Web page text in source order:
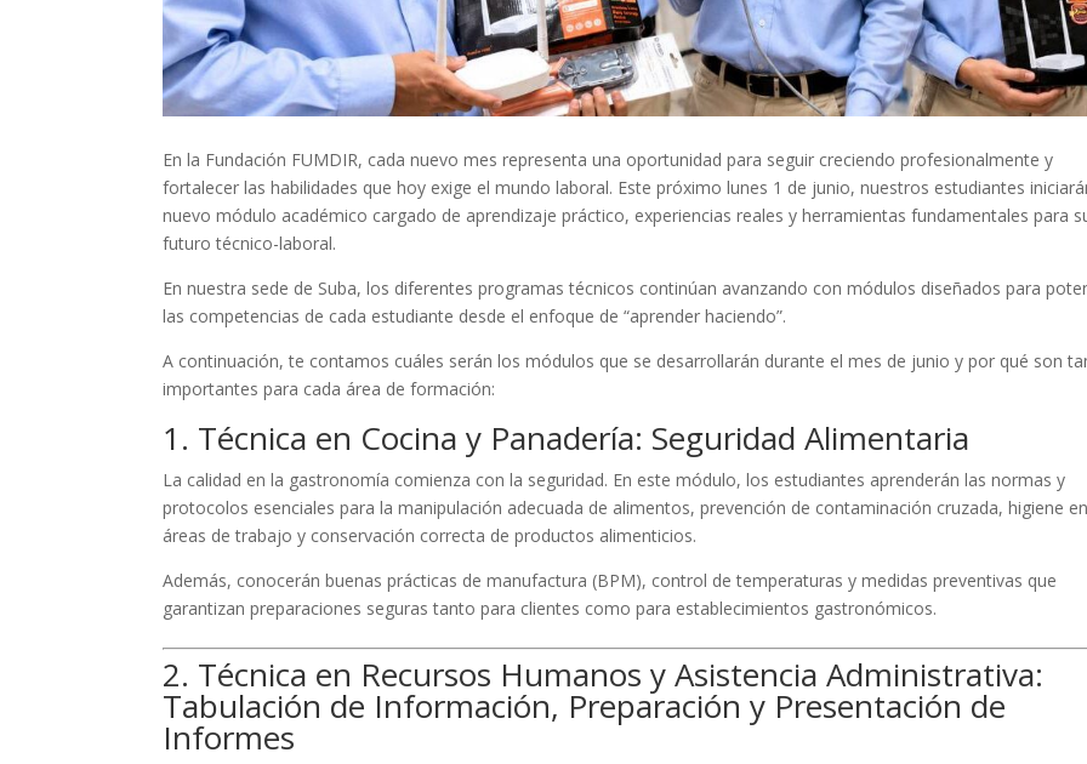
En la Fundación FUMDIR, cada nuevo mes representa una oportunidad para seguir creciendo profesionalmente y
fortalecer las habilidades que hoy exige el mundo laboral. Este próximo lunes 1 de junio, nuestros estudiantes
nuevo módulo académico cargado de aprendizaje práctico, experiencias reales y herramientas fundamentales para
futuro técnico-laboral.
En nuestra sede de Suba, los diferentes programas técnicos continúan avanzando con módulos diseñados para
las competencias de cada estudiante desde el enfoque de “aprender haciendo”.
A continuación, te contamos cuáles serán los módulos que se desarrollarán durante el mes de junio y por qué son
importantes para cada área de formación:
1. Técnica en Cocina y Panadería: Seguridad Alimentaria
La calidad en la gastronomía comienza con la seguridad. En este módulo, los estudiantes aprenderán las normas y
protocolos esenciales para la manipulación adecuada de alimentos, prevención de contaminación cruzada, higiene en
áreas de trabajo y conservación correcta de productos alimenticios.
Además, conocerán buenas prácticas de manufactura (BPM), control de temperaturas y medidas preventivas que
garantizan preparaciones seguras tanto para clientes como para establecimientos gastronómicos.
2. Técnica en Recursos Humanos y Asistencia Administrativa:
Tabulación de Información, Preparación y Presentación de
Informes